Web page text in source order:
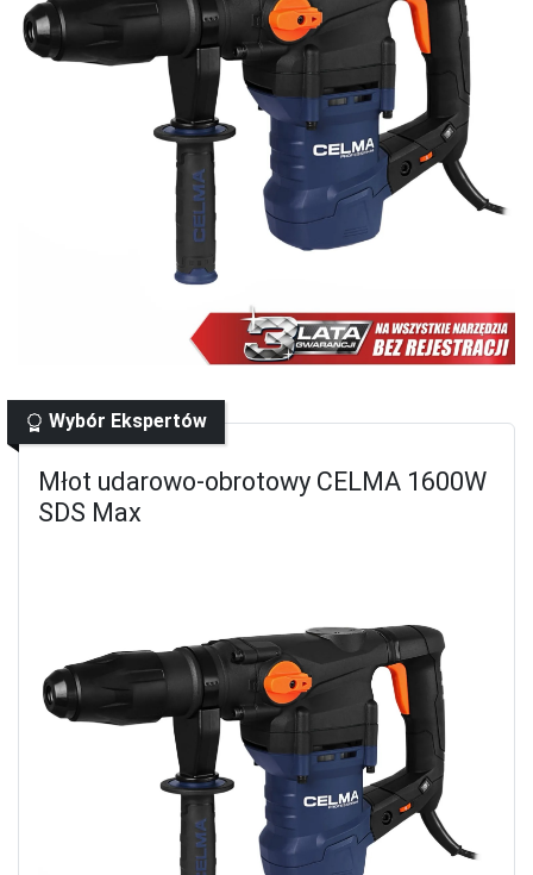
Wybór Ekspertów
Młot udarowo-obrotowy CELMA 1600W
SDS Max